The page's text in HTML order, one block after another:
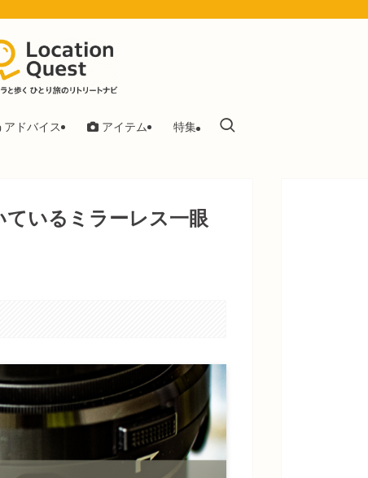
アドバイス アイテム 特集
ているミラーレス一眼